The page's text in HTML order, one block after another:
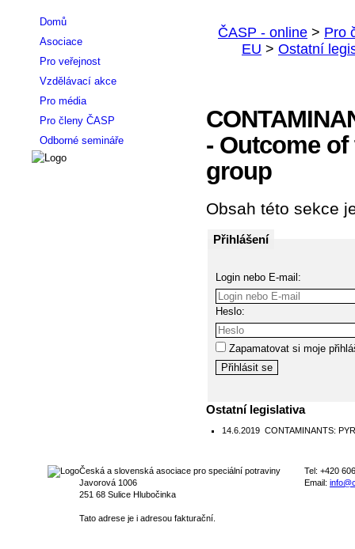
- Outcome
group
Obsah této sekce
Přihlášení
Login nebo E-mail:
Heslo:
Zapamatovat si moje
Ostatní legislativa
14.6.2019 CONTAMINANTS:
Domů
Asociace
Pro veřejnost
Vzdělávací akce
Pro média
Pro členy ČASP
Odborné semináře
Česká a slovenská asociace pro speciální potraviny
Javorová 1006
251 68 Sulice Hlubočinka
Tato adrese je i adresou fakturační.
Tel: +420
Email: